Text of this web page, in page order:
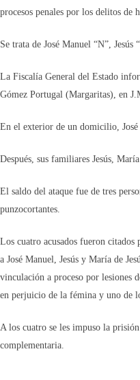
procesos penales por los delitos de
Se trata de José Manuel “N”, Jesús
La Fiscalía General del Estado
Gómez Portugal (Margaritas), en
En el exterior de un domicilio,
Después, sus familiares Jesús,
El saldo del ataque fue de tres
punzocortantes.
Los cuatro acusados fueron citados
a José Manuel, Jesús y María de
vinculación a proceso por lesiones
en perjuicio de la fémina y uno de
A los cuatro se les impuso la
complementaria.